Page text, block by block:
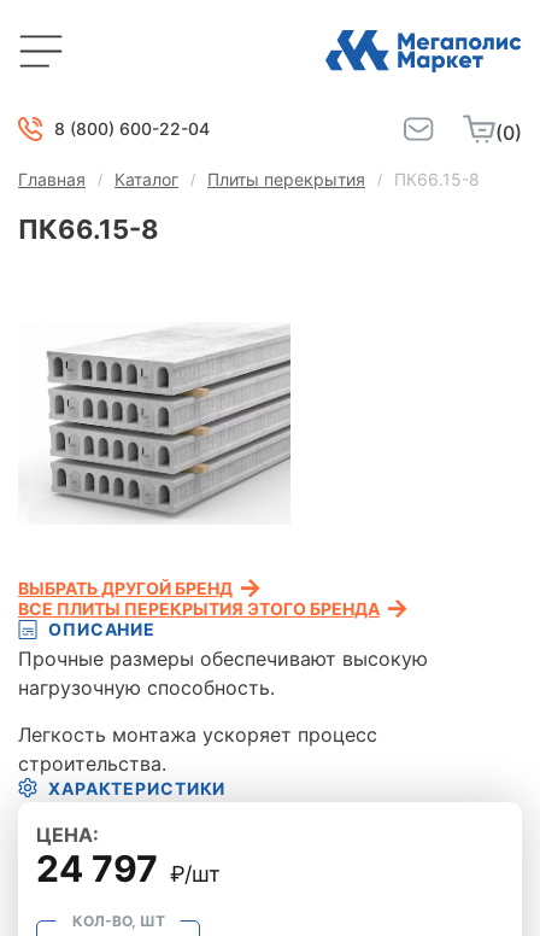
8 (800) 600-22-04 (0)
Главная Каталог Плиты перекрытия ПК66.15-8
ПК66.15-8
ОПИСАНИЕ
Прочные размеры обеспечивают высокую
нагрузочную способность.
Легкость монтажа ускоряет процесс
строительства.
ХАРАКТЕРИСТИКИ
ВЫБРАТЬ ДРУГОЙ БРЕНД
ВСЕ ПЛИТЫ ПЕРЕКРЫТИЯ ЭТОГО БРЕНДА
ЦЕНА:
24 797 ₽/шт
КОЛ-ВО, ШТ